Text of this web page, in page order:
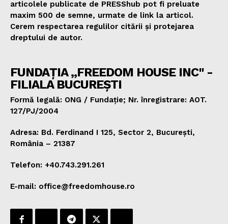
articolele publicate de PRESShub pot fi preluate
maxim 500 de semne, urmate de link la articol.
Cerem respectarea regulilor citării și protejarea
dreptului de autor.
FUNDAȚIA „FREEDOM HOUSE INC" -
FILIALA BUCUREȘTI
Formă legală: ONG / Fundație; Nr. înregistrare: AOT.
127/PJ/2004
Adresa: Bd. Ferdinand I 125, Sector 2, București,
România – 21387
Telefon: +40.743.291.261
E-mail: office@freedomhouse.ro